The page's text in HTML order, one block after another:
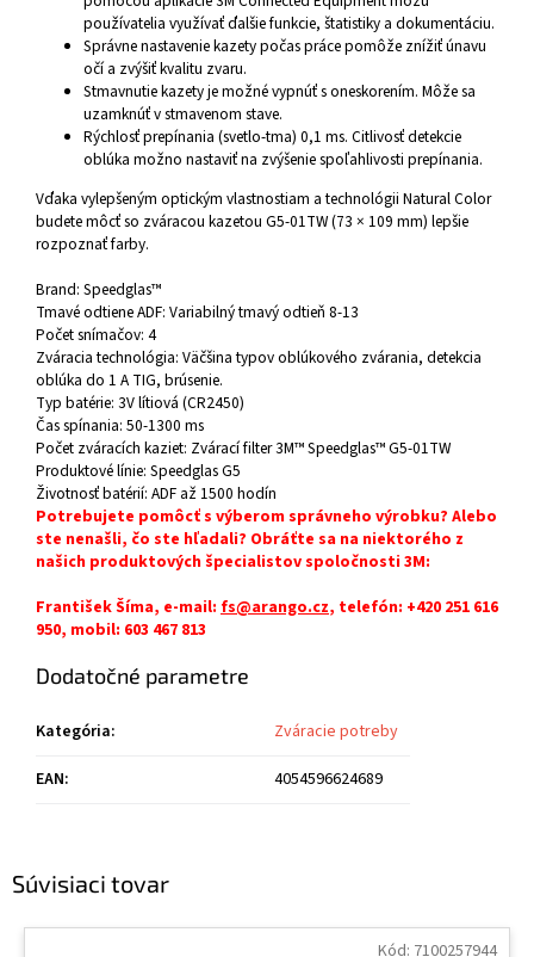
Súvisiaci tovar
Kód: 7100257944
používatelia využívať ďalšie funkcie, štatistiky a dokumentáciu.
Správne nastavenie kazety počas práce pomôže znížiť únavu
očí a zvýšiť kvalitu zvaru.
Stmavnutie kazety je možné vypnúť s oneskorením. Môže sa
uzamknúť v stmavenom stave.
Rýchlosť prepínania (svetlo-tma) 0,1 ms. Citlivosť detekcie
oblúka možno nastaviť na zvýšenie spoľahlivosti prepínania.
Vďaka vylepšeným optickým vlastnostiam a technológii Natural Color
budete môcť so zváracou kazetou G5-01TW (73 × 109 mm) lepšie
rozpoznať farby.
Brand: Speedglas™
Tmavé odtiene ADF: Variabilný tmavý odtieň 8-13
Počet snímačov: 4
Zváracia technológia: Väčšina typov oblúkového zvárania, detekcia
oblúka do 1 A TIG, brúsenie.
Typ batérie: 3V lítiová (CR2450)
Čas spínania: 50-1300 ms
Počet zváracích kaziet: Zvárací filter 3M™ Speedglas™ G5-01TW
Produktové línie: Speedglas G5
Životnosť batérií: ADF až 1500 hodín
Potrebujete pomôcť s výberom správneho výrobku? Alebo
ste nenašli, čo ste hľadali? Obráťte sa na niektorého z
našich produktových špecialistov spoločnosti 3M:
František Šíma, e-mail: fs@arango.cz, telefón: +420 251 616
950, mobil: 603 467 813
Dodatočné parametre
Kategória:
Zváracie potreby
EAN: 4054596624689